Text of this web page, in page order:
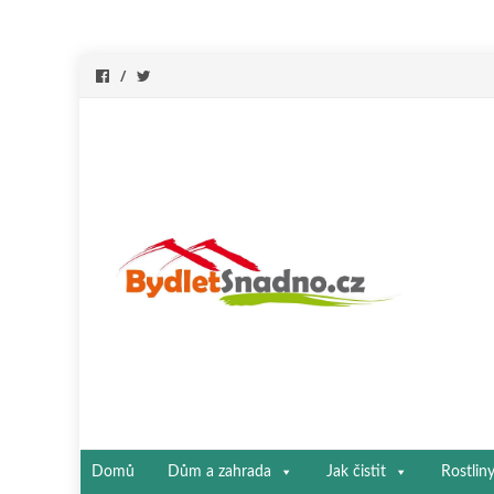
Přeskočit
Domů Dům a zahrada Jak čistit Rostliny